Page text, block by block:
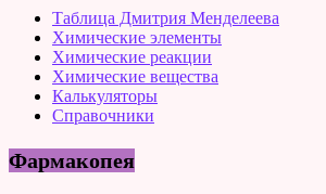
Таблица Дмитрия Менделеева
Химические элементы
Химические реакции
Химические вещества
Калькуляторы
Справочники
Фармакопея